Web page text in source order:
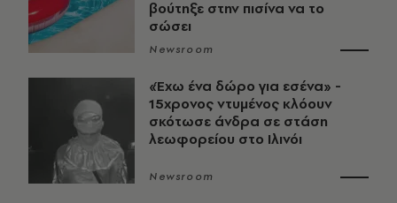
βούτηξε στην πισίνα να το
σώσει
Newsroom
«Έχω ένα δώρο για εσένα» -
15χρονος ντυμένος κλόουν
σκότωσε άνδρα σε στάση
λεωφορείου στο Ιλινόι
Newsroom